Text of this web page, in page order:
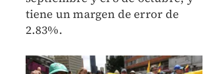
tiene un margen de error de
2.83%.